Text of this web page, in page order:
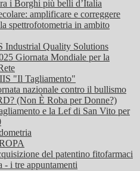
i Borghi più belli d’Italia
amplificare e correggere
spettrofotometria in ambito
Industrial Quality Solutions
Giornata Mondiale per la
"Il Tagliamento"
nazionale contro il bullismo
(Non È Roba per Donne?)
e la Lef di San Vito per
del patentino fitofarmaci
- i tre appuntamenti